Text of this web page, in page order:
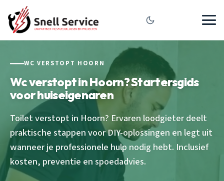
WC VERSTOPT HOORN
Wc verstopt in Hoorn? Startersgids
voor huiseigenaren
Toilet verstopt in Hoorn? Ervaren loodgieter deelt
praktische stappen voor DIY-oplossingen en legt uit
wanneer je professionele hulp nodig hebt. Inclusief
kosten, preventie en spoedadvies.